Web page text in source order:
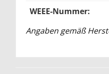
WEEE-Nummer:
Angaben gemäß